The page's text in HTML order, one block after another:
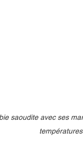
saoudite avec ses